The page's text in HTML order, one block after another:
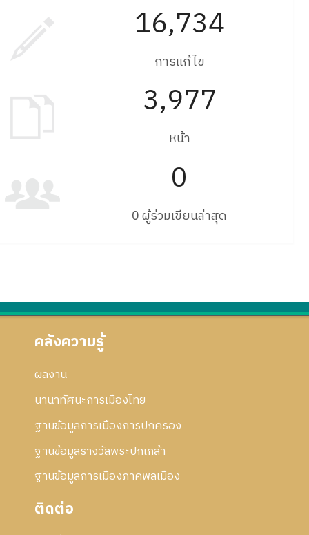
16,734
การแก้ไข
3,977
หน้า
0
0 ผู้ร่วมเขียนล่าสุด
คลังความรู้
ผลงาน
นานาทัศนะการเมืองไทย
ฐานข้อมูลการเมืองการปกครอง
ฐานข้อมูลรางวัลพระปกเกล้า
ฐานข้อมูลการเมืองภาคพลเมือง
ติดต่อ